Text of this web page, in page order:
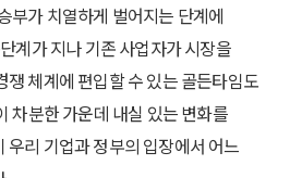
부가 치열하게 벌어지는 단계에
계가 지나 기존 사업자가 시장을
쟁 체계에 편입할 수 있는 골든타임도
차분한 가운데 내실 있는 변화를
우리 기업과 정부의 입장에서 어느